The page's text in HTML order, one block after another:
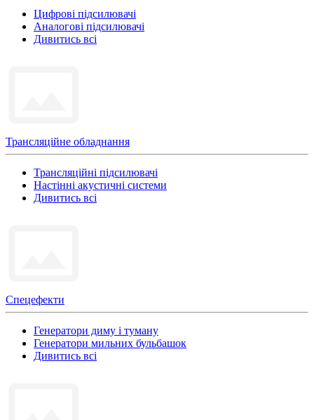
Цифрові підсилювачі
Аналогові підсилювачі
Дивитись всі
Трансляційне обладнання
Трансляційні підсилювачі
Настінні акустичні системи
Дивитись всі
Спецефекти
Генератори диму і туману
Генератори мильних бульбашок
Дивитись всі